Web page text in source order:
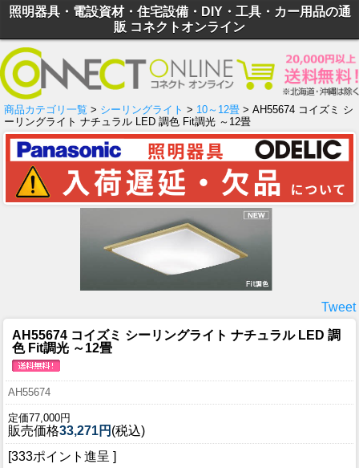
照明器具・電設資材・住宅設備・DIY・工具・カー用品の通
販 コネクトオンライン
商品カテゴリ一覧 > シーリングライト > 10～12畳 > AH55674 コイズミ シ
ーリングライト ナチュラル LED 調色 Fit調光 ～12畳
Tweet
AH55674 コイズミ シーリングライト ナチュラル LED 調
色 Fit調光 ～12畳
AH55674
定価77,000円
販売価格33,271円 (税込)
[333ポイント進呈 ]